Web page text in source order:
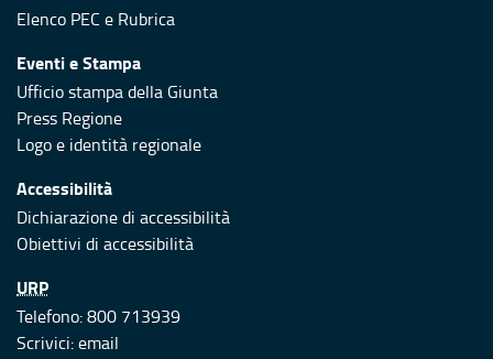
Elenco PEC e Rubrica
Eventi e Stampa
Ufficio stampa della Giunta
Press Regione
Logo e identità regionale
Accessibilità
Dichiarazione di accessibilità
Obiettivi di accessibilità
URP
Telefono: 800 713939
Scrivici:email